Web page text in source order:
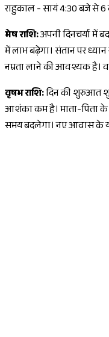
राहुकाल - सायं 4:30 बजे से
मेष राशि:अपनी दिनचर्या में
में लाभ बढ़ेगा। संतान पर
नम्रता लाने की आवश्यक है।
वृषभ राशि:दिन की शुरुआत
आशंका कम है। माता-पिता के
समय बदलेगा। नए आवास के